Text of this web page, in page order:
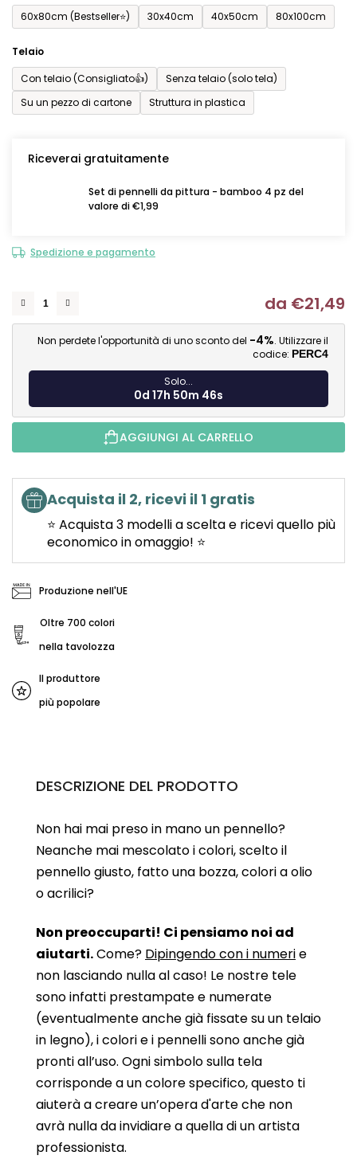
60x80cm (Bestseller⭐)
30x40cm 40x50cm 80x100cm
Telaio
Con telaio (Consigliato👍)
Senza telaio (solo tela)
Su un pezzo di cartone
Struttura in plastica
Riceverai gratuitamente
Set di pennelli da pittura - bamboo 4 pz del
valore di €1,99
Spedizione e pagamento
da €21,49
Non perdete l'opportunità di uno sconto del -4%. Utilizzare il
codice: PERC4
Solo...
0d 17h 50m 45s
AGGIUNGI AL CARRELLO
Acquista il 2, ricevi il 1 gratis
⭐ Acquista 3 modelli a scelta e ricevi quello più
economico in omaggio! ⭐
Produzione nell'UE
Oltre 700 colori
nella tavolozza
Il produttore
più popolare
DESCRIZIONE DEL PRODOTTO
Non hai mai preso in mano un pennello?
Neanche mai mescolato i colori, scelto il
pennello giusto, fatto una bozza, colori a olio
o acrilici?
Non preoccuparti! Ci pensiamo noi ad
aiutarti.Come? Dipingendo con i numerie
non lasciando nulla al caso! Le nostre tele
sono infatti prestampate e numerate
(eventualmente anche già fissate su un telaio
in legno), i colori e i pennelli sono anche già
pronti all’uso. Ogni simbolo sulla tela
corrisponde a un colore specifico, questo ti
aiuterà a creare un’opera d'arte che non
avrà nulla da invidiare a quella di un artista
professionista.